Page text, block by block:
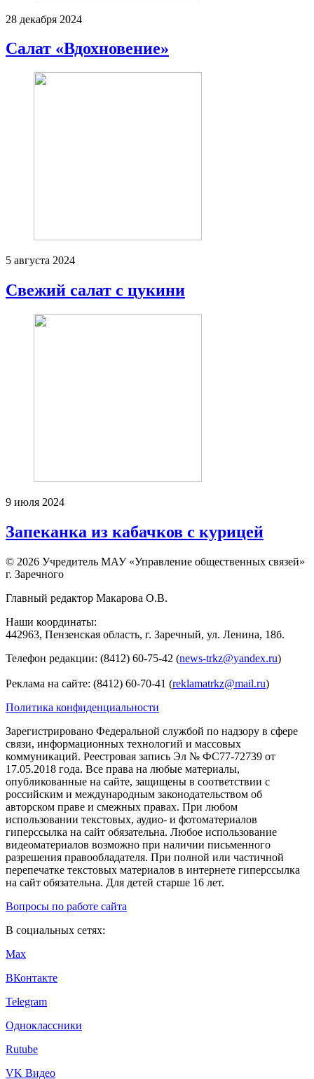
28 декабря 2024
Салат «Вдохновение»
5 августа 2024
Свежий салат с цукини
9 июля 2024
Запеканка из кабачков с курицей
© 2026 Учредитель МАУ «Управление общественных связей»
г. Заречного
Главный редактор Макарова О.В.
Наши координаты:
442963, Пензенская область, г. Заречный, ул. Ленина, 18б.
Телефон редакции: (8412) 60-75-42 (news-trkz@yandex.ru)
Реклама на сайте: (8412) 60-70-41 (reklamatrkz@mail.ru)
Политика конфиденциальности
Зарегистрировано Федеральной службой по надзору в сфере
связи, информационных технологий и массовых
коммуникаций. Реестровая запись Эл № ФС77-72739 от
17.05.2018 года. Все права на любые материалы,
опубликованные на сайте, защищены в соответствии с
российским и международным законодательством об
авторском праве и смежных правах. При любом
использовании текстовых, аудио- и фотоматериалов
гиперссылка на сайт обязательна. Любое использование
видеоматериалов возможно при наличии письменного
разрешения правообладателя. При полной или частичной
перепечатке текстовых материалов в интернете гиперссылка
на сайт обязательна. Для детей старше 16 лет.
Вопросы по работе сайта
В социальных сетях:
Max
ВКонтакте
Telegram
Одноклассники
Rutube
VK Видео